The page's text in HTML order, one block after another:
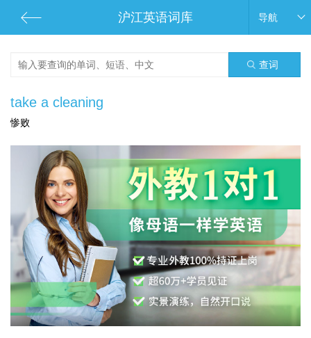
沪江英语词库 导航
查词
take a cleaning
惨败